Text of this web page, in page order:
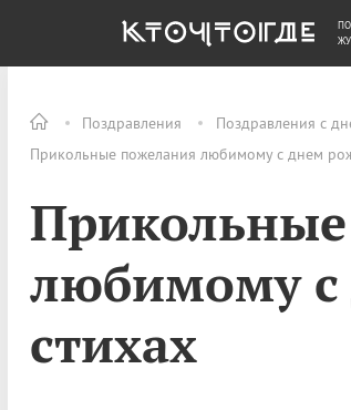
Поздравления Поздравления с
Прикольные пожелания любимому с днем
любимому с
стихах
ОБЩЕСТВО